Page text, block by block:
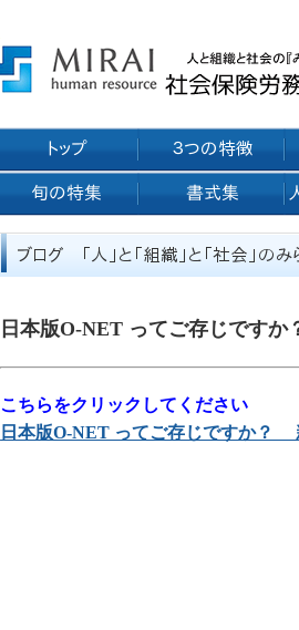
日本版O-NET ってご存じです
こちらをクリックしてください
日本版O-NET ってご存じですか？